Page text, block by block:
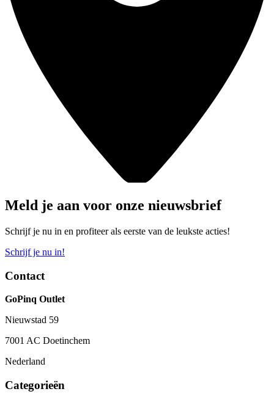
Meld je aan voor onze nieuwsbrief
Schrijf je nu in en profiteer als eerste van de leukste acties!
Schrijf je nu in!
Contact
GoPinq Outlet
Nieuwstad 59
7001 AC Doetinchem
Nederland
Categorieën